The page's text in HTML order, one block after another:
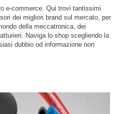
e-commerce. Qui trovi tantissimi
dei migliori brand sul mercato, per
della meccatronica, dei
Naviga lo shop scegliendo la
dubbio od informazione non